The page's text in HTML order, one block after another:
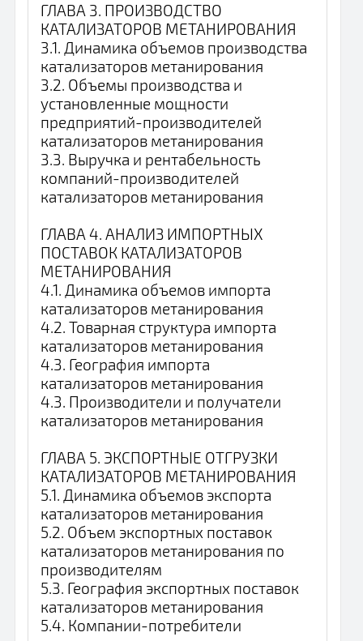
ГЛАВА 3. ПРОИЗВОДСТВО
КАТАЛИЗАТОРОВ МЕТАНИРОВАНИЯ
3.1. Динамика объемов производства
катализаторов метанирования
3.2. Объемы производства и
установленные мощности
предприятий-производителей
катализаторов метанирования
3.3. Выручка и рентабельность
компаний-производителей
катализаторов метанирования
ГЛАВА 4. АНАЛИЗ ИМПОРТНЫХ
ПОСТАВОК КАТАЛИЗАТОРОВ
МЕТАНИРОВАНИЯ
4.1. Динамика объемов импорта
катализаторов метанирования
4.2. Товарная структура импорта
катализаторов метанирования
4.3. География импорта
катализаторов метанирования
4.3. Производители и получатели
катализаторов метанирования
ГЛАВА 5. ЭКСПОРТНЫЕ ОТГРУЗКИ
КАТАЛИЗАТОРОВ МЕТАНИРОВАНИЯ
5.1. Динамика объемов экспорта
катализаторов метанирования
5.2. Объем экспортных поставок
катализаторов метанирования по
производителям
5.3. География экспортных поставок
катализаторов метанирования
5.4. Компании-потребители